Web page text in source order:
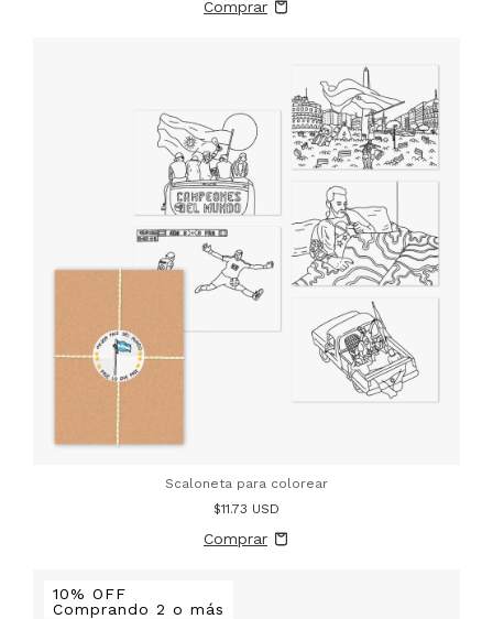
Scaloneta para colorear
$11.73 USD
10% OFF
Comprando 2 o más